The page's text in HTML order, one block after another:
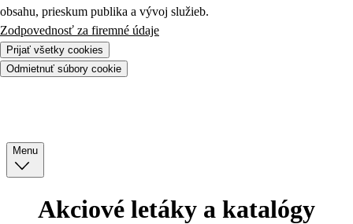
obsahu, prieskum publika a vývoj služieb.
Zodpovednosť za firemné údaje
Prijať všetky cookies
Odmietnuť súbory cookie
Menu
Akciové letáky a katalógy